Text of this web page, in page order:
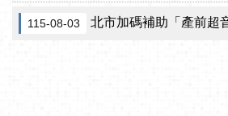
115-08-03 北市加碼補助「產前超